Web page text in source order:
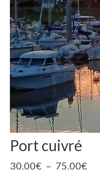
Port cuivré
30.00€ – 75.00€